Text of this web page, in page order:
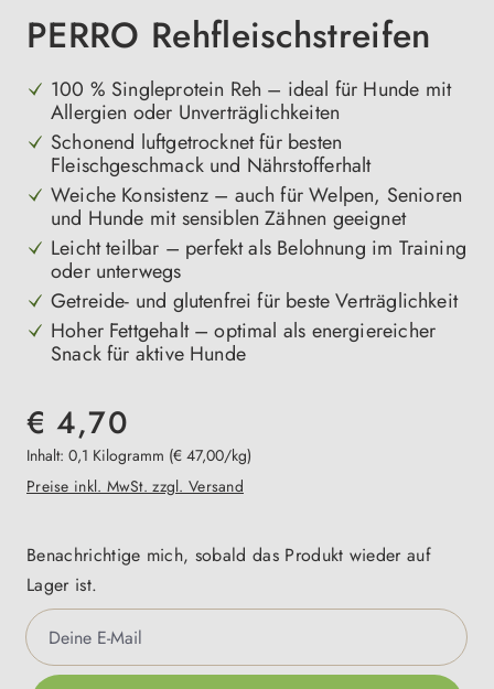
PERRO Rehfleischstreifen
100 % Singleprotein Reh – ideal für Hunde mit
Allergien oder Unverträglichkeiten
Schonend luftgetrocknet für besten
Fleischgeschmack und Nährstofferhalt
Weiche Konsistenz – auch für Welpen, Senioren
und Hunde mit sensiblen Zähnen geeignet
Leicht teilbar – perfekt als Belohnung im Training
oder unterwegs
Getreide- und glutenfrei für beste Verträglichkeit
Hoher Fettgehalt – optimal als energiereicher
Snack für aktive Hunde
€ 4,70
Inhalt: 0,1 Kilogramm (€ 47,00/kg)
Preise inkl. MwSt. zzgl. Versand
Benachrichtige mich, sobald das Produkt wieder auf
Lager ist.
Deine E-Mail